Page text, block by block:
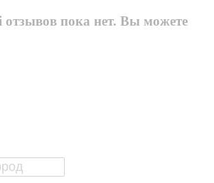
пока нет. Вы можете